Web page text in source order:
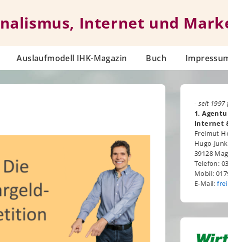
Internet und
Auslaufmodell IHK-Magazin Buch
- seit 1997
1.
Internet
Freimut
Hugo-
39128
Telefon:
Mobil:
E-Mail: